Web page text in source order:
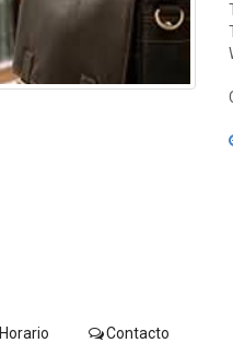
Horario Contacto